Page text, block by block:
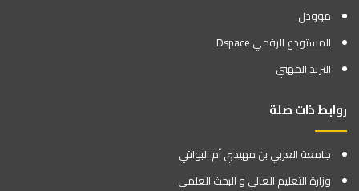
موودل
المستودع الرقمي Dspace
البريد المهني
روابط ذات صلة
جامعة العربي بن مهيدي أم البواقي
وزارة التعليم العالي و البحث العلمي